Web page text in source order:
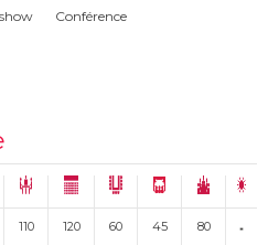
Conférence
110 120 60 45 80